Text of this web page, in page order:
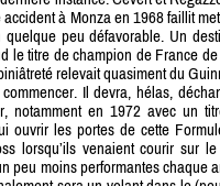
à Monza en 1968 faillit
peu défavorable. Un
le titre de champion de France
relevait quasiment du
Il devra, hélas,
notamment en 1972 avec un
ouvrir les portes de cette
lorsqu’ils venaient courir sur
peu moins performantes chaque